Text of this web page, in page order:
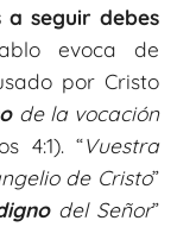
a seguir debes
evoca de
por Cristo
de la vocación
4:1). “Vuestra
de Cristo”
del Señor”